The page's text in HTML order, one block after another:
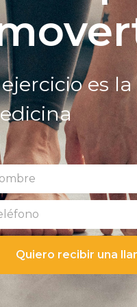
ejercicio es
Quiero recibir una